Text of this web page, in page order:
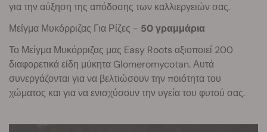
για την αύξηση της απόδοσης των καλλιεργειών σας.
Μείγμα Μυκόρριζας Για Ρίζες - 50 γραμμάρια
Το Μείγμα Μυκόρριζας μας Easy Roots αξιοποιεί 200
διαφορετικά είδη μύκητα Glomeromycotan. Αυτά
συνεργάζονται για να βελτιώσουν την ποιότητα του
χώματος και για να ενισχύσουν την υγεία του φυτού σας.